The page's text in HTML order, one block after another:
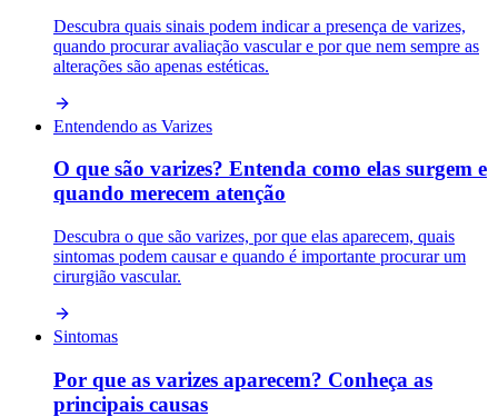
Descubra quais sinais podem indicar a presença de varizes,
quando procurar avaliação vascular e por que nem sempre as
alterações são apenas estéticas.
Entendendo as Varizes
O que são varizes? Entenda como elas surgem e
quando merecem atenção
Descubra o que são varizes, por que elas aparecem, quais
sintomas podem causar e quando é importante procurar um
cirurgião vascular.
Sintomas
Por que as varizes aparecem? Conheça as
principais causas